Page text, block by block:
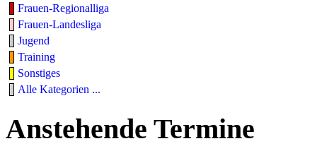
Frauen-Regionalliga
Frauen-Landesliga
Jugend
Training
Sonstiges
Alle Kategorien ...
Anstehende Termine